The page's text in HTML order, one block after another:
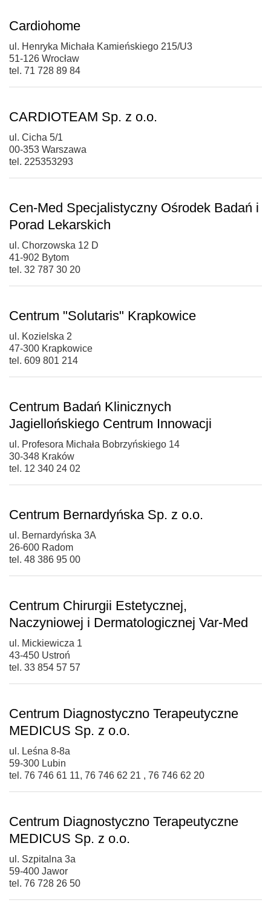
Cardiohome
ul. Henryka Michała Kamieńskiego 215/U3
51-126 Wrocław
tel. 71 728 89 84
CARDIOTEAM Sp. z o.o.
ul. Cicha 5/1
00-353 Warszawa
tel. 225353293
Cen-Med Specjalistyczny Ośrodek Badań i
Porad Lekarskich
ul. Chorzowska 12 D
41-902 Bytom
tel. 32 787 30 20
Centrum "Solutaris" Krapkowice
ul. Kozielska 2
47-300 Krapkowice
tel. 609 801 214
Centrum Badań Klinicznych
Jagiellońskiego Centrum Innowacji
ul. Profesora Michała Bobrzyńskiego 14
30-348 Kraków
tel. 12 340 24 02
Centrum Bernardyńska Sp. z o.o.
ul. Bernardyńska 3A
26-600 Radom
tel. 48 386 95 00
Centrum Chirurgii Estetycznej,
Naczyniowej i Dermatologicznej Var-Med
ul. Mickiewicza 1
43-450 Ustroń
tel. 33 854 57 57
Centrum Diagnostyczno Terapeutyczne
MEDICUS Sp. z o.o.
ul. Leśna 8-8a
59-300 Lubin
tel. 76 746 61 11, 76 746 62 21 , 76 746 62 20
Centrum Diagnostyczno Terapeutyczne
MEDICUS Sp. z o.o.
ul. Szpitalna 3a
59-400 Jawor
tel. 76 728 26 50